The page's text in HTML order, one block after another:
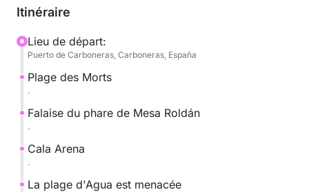
des impressionnantes falaises du Faro de Mesa
Roldán, où vous pourrez admirer des formations
rocheuses remarquables, découvrir des grottes
cachées et profiter d'une eau d'une transparence
absolue.
un lieu idéal pour pratiquer la plongée avec tuba et
Itinéraire
Lieu de départ:
Puerto de Carboneras, Carboneras, España
Plage des Morts
.
Falaise du phare de Mesa Roldán
.
Cala Arena
.
La plage d'Agua est menacée